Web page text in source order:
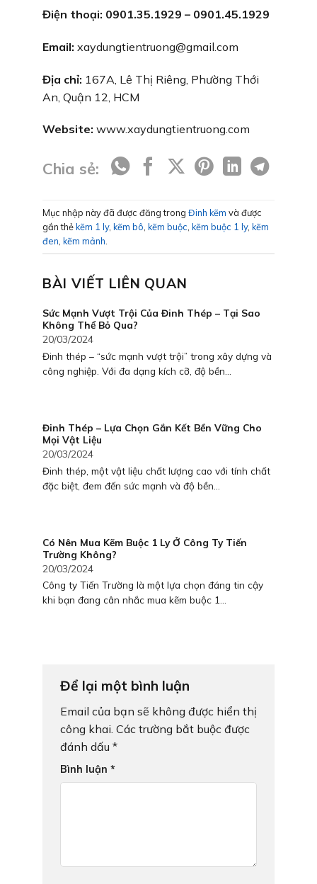
Điện thoại: 0901.35.1929 – 0901.45.1929
Email: xaydungtientruong@gmail.com
Địa chỉ: 167A, Lê Thị Riêng, Phường Thới
An, Quận 12, HCM
Website: www.xaydungtientruong.com
Chia sẻ:
Mục nhập này đã được đăng trong Đinh kẽm và được
gắn thẻkẽm 1 ly, kẽm bô kẽm buộc kẽm buộc 1 ly, kẽm
đen kẽm mảnh
BÀI VIẾT LIÊN QUAN
Sức Mạnh Vượt Trội Của Đinh Thép – Tại Sao
Không Thể Bỏ Qua?
20/03/2024
Đinh thép – “sức mạnh vượt trội” trong xây dựng và
công nghiệp. Với đa dạng kích cỡ, độ bền...
Đinh Thép – Lựa Chọn Gắn Kết Bền Vững Cho
Mọi Vật Liệu
20/03/2024
Đinh thép, một vật liệu chất lượng cao với tính chất
đặc biệt, đem đến sức mạnh và độ bền...
Có Nên Mua Kẽm Buộc 1 Ly Ở Công Ty Tiến
Trường Không?
20/03/2024
Công ty Tiến Trường là một lựa chọn đáng tin cậy
khi bạn đang cân nhắc mua kẽm buộc 1...
Để lại một bình luận
Email của bạn sẽ không được hiển thị
công khai. Các trường bắt buộc được
đánh dấu *
Bình luận *